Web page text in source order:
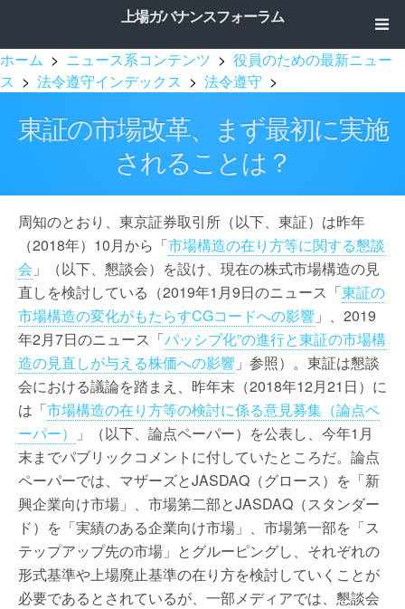
上場ガバナンスフォーラム
ホーム > ニュース系コンテンツ > 役員のための最新ニュー
ス > 法令遵守インデックス > 法令遵守 >
東証の市場改革、まず最初に実施
されることは？
周知のとおり、東京証券取引所（以下、東証）は昨年
（2018年）10月から「市場構造の在り方等に関する懇談
会 」（以下、懇談会）を設け、現在の株式市場構造の見
直しを検討している（2019年1月9日のニュース「東証の
市場構造の変化がもたらすCGコードへの影響 」、2019
年2月7日のニュース「パッシブ化”の進行と東証の市場構
造の見直しが与える株価への影響 」参照）。東証は懇談
会における議論を踏まえ、昨年末（2018年12月21日）に
は「市場構造の在り方等の検討に係る意見募集（論点ペ
ーパー）
」（以下、論点ペーパー）を公表し、今年1月
末までパブリックコメントに付していたところだ。論点
ペーパーでは、マザーズとJASDAQ（グロース）を「新
興企業向け市場」、市場第二部とJASDAQ（スタンダー
ド）を「実績のある企業向け市場」、市場第一部を「ス
テップアップ先の市場」とグルーピングし、それぞれの
形式基準や上場廃止基準の在り方を検討していくことが
必要であるとされているが、一部メディアでは、懇談会